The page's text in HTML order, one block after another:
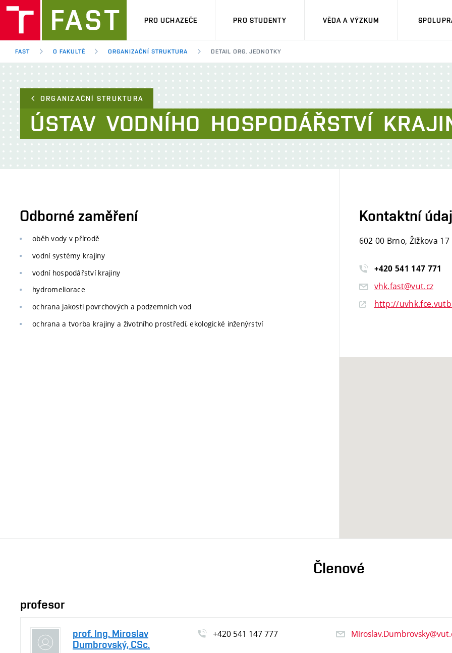
PRO UCHAZEČE PRO STUDENTY VĚDA A VÝZKUM
FAST O FAKULTĚ ORGANIZAČNÍ STRUKTURA DETAIL ORG. JEDNOTKY
ORGANIZAČNÍ STRUKTURA
ÚSTAV VODNÍHO HOSPODÁŘSTVÍ
Odborné zaměření
oběh vody v přírodě
vodní systémy krajiny
vodní hospodářství krajiny
hydromeliorace
ochrana jakosti povrchových a podzemních vod
ochrana a tvorba krajiny a životního prostředí, ekologické inženýrství
Kontaktní
602 00 Brno, Žižkova 17
+420 541 147 771
vhk.fast@vut.cz
http://
Členové
profesor
prof. Ing. Miroslav
Dumbrovský, CSc.
+420541 147777